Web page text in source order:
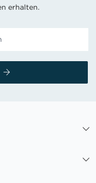
erhalten.